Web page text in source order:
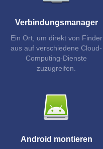
Verbindungsmanager
Ein Ort, um direkt von Finder
aus auf verschiedene Cloud-
Computing-Dienste
zuzugreifen.
Android montieren